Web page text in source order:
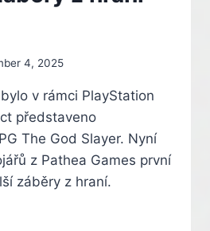
4, 2025
v rámci PlayStation
představeno
The God Slayer. Nyní
z Pathea Games první
záběry z hraní.